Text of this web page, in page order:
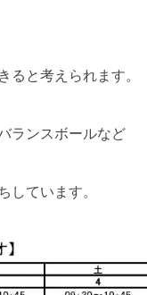
ると考えられます。
ランスボールなど
しています。